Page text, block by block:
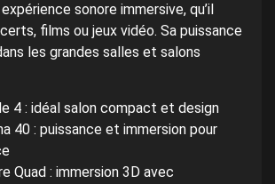
sonore immersive, qu’il
films ou jeux vidéo. Sa puissance
les grandes salles et salons
4 : idéal salon compact et design
40 : puissance et immersion pour
Quad : immersion 3D avec